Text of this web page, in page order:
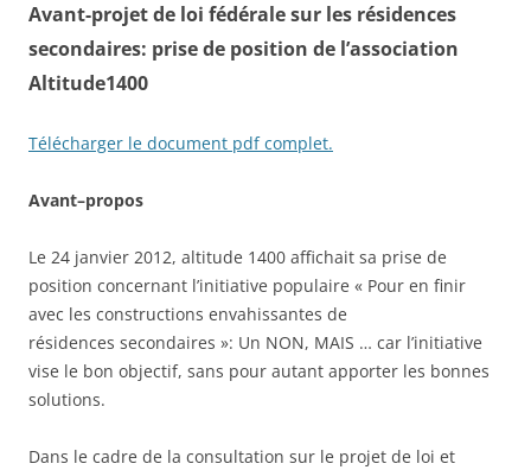
Avant-projet de loi fédérale sur les résidences
secondaires: prise de position de l’association
Altitude1400
Télécharger le document pdf complet.
Avant–propos
Le 24 janvier 2012, altitude 1400 affichait sa prise de
position concernant l’initiative populaire « Pour en finir
avec les constructions envahissantes de
résidences secondaires »: Un NON, MAIS … car l’initiative
vise le bon objectif, sans pour autant apporter les bonnes
solutions.
Dans le cadre de la consultation sur le projet de loi et